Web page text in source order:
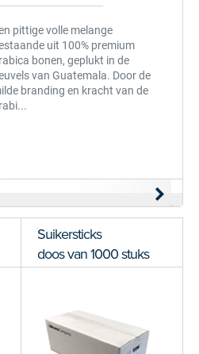
pittige volle melange
uit 100% premium
bonen, geplukt in de
van Guatemala. Door de
branding en kracht van de
Suikersticks
doos van 1000 stuks